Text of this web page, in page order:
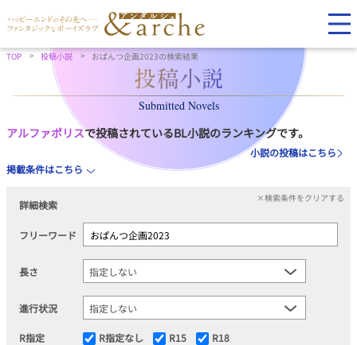
TOP 投稿小説 おぱんつ企画2023の検索結果
Submitted Novels
アルファポリスで投稿されているBL小説のランキングです。
小説の投稿はこちら
掲載条件はこちら
詳細検索
×検索条件をクリアする
フリーワード
長さ
進行状況
R指定 R指定なし R15 R18